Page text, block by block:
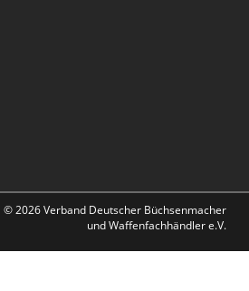
© 2026 Verband Deutscher Büchsenmacher
und Waffenfachhändler e.V.